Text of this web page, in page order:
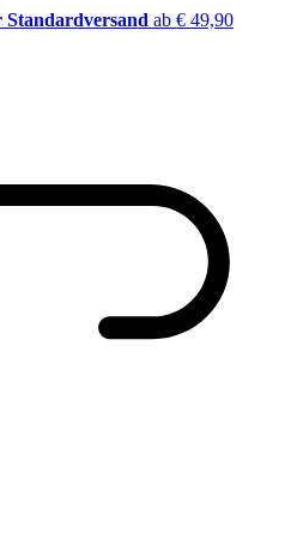
Standardversand ab € 49,90